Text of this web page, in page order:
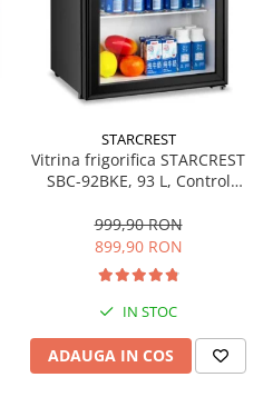
STARCREST
Vitrina frigorifica STARCREST
SBC-92BKE, 93 L, Control
83.2 cm, Negru
999,90 RON
899,90 RON
IN STOC
ADAUGA IN COS